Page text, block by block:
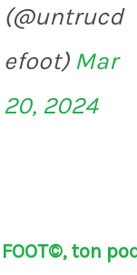
(@untrucd
efoot) Mar
20, 2024
FOOT©, ton